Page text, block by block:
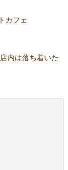
カフェ
内は落ち着いた